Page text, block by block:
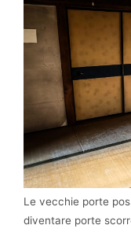
Le vecchie porte
diventare porte